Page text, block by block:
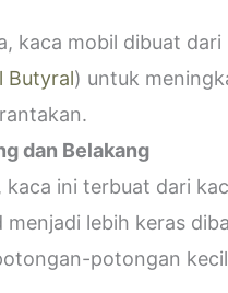
kaca mobil dibuat
Butyral) untuk
dan Belakang
kaca ini terbuat dari
menjadi lebih keras
potongan